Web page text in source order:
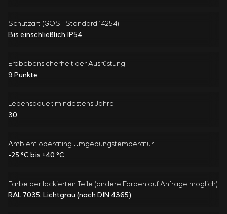
Schutzart (GOST Standard 14254)
Bis einschließlich IP54
Erdbebensicherheit der Ausrüstung
9 Punkte
Lebensdauer, mindestens Jahre
30
Ambient operating Umgebungstemperatur
-25 °C bis +40 °C
Farbe der lackierten Teile (andere Farben auf Anfrage möglich)
RAL 7035, Lichtgrau (nach DIN 4365)